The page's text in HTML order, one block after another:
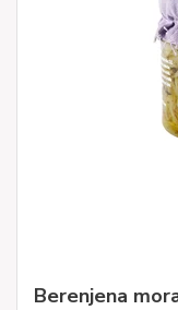
Berenjena